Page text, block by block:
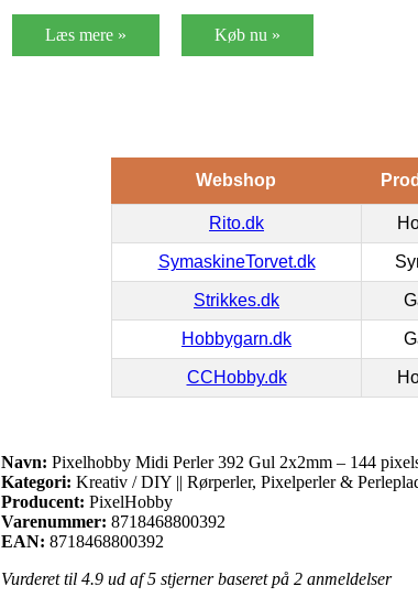
Læs mere » Køb nu »
Webshop
Rito.dk
SymaskineTorvet.dk
Strikkes.dk
Hobbygarn.dk
CCHobby.dk
Navn: Pixelhobby Midi Perler 392 Gul 2x2mm – 144
Kategori: Kreativ / DIY || Rørperler, Pixelperler &
Producent: PixelHobby
Varenummer: 8718468800392
EAN: 8718468800392
Vurderet til 4.9 ud af 5 stjerner baseret på 2 anmeldelser